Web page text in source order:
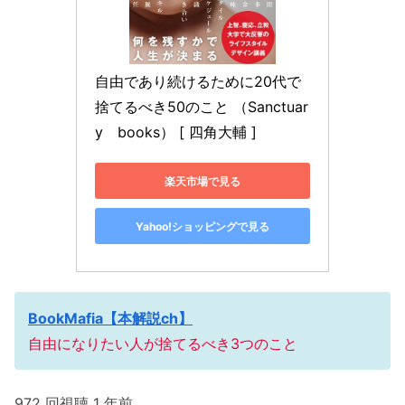
自由であり続けるために20代で
捨てるべき50のこと （Sanctuar
y　books） [ 四角大輔 ]
楽天市場で見る
Yahoo!ショッピングで見る
BookMafia【本解説ch】
自由になりたい人が捨てるべき3つのこと